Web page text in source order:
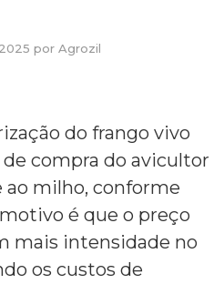
por Agrozil
do frango vivo
compra do avicultor
milho, conforme
é que o preço
mais intensidade no
os custos de